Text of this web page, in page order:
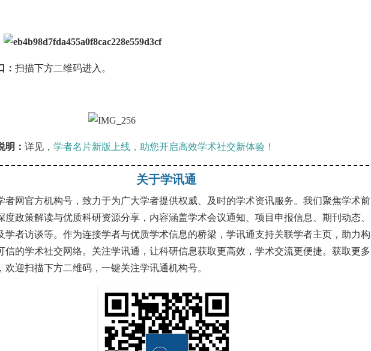
： 扫描下方二维码进入。
明： 详见， 学者名片新版上线，助您开启高效学术社交新体验！
关于学讯通
者网官方机构号，致力于为广大学者提供权威、及时的学术资讯服务。我们聚焦学术前
度政策解读与优质科研资源分享，内容涵盖学术会议通知、项目申报信息、期刊动态、
学者访谈等。作为连接学者与优质学术信息的桥梁，学讯通支持关联学者主页，助力构
信的学术社交网络。关注学讯通，让科研信息获取更高效，学术交流更便捷。获取更多
欢迎扫描下方二维码，一键关注学讯通机构号。